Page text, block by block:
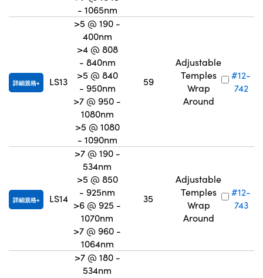
- 1065nm
詳細規格 LS13
>5 @ 190 -
400nm
>4 @ 808
- 840nm
>5 @ 840
- 950nm
>7 @ 950 -
1080nm
>5 @ 1080
- 1090nm
59
Adjustable
Temples
Wrap
Around
#12-
742
詳細規格 LS14
>7 @ 190 -
534nm
>5 @ 850
- 925nm
>6 @ 925 -
1070nm
>7 @ 960 -
1064nm
35
Adjustable
Temples
Wrap
Around
#12-
743
>7 @ 180 -
534nm